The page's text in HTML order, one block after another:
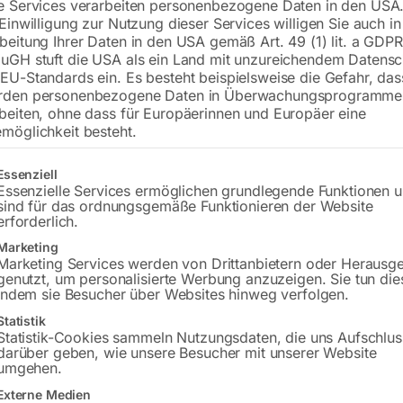
€ 54,00
inkl. MwSt. zzgl.Versandkosten
Lieferzeit:ca. 2 - 3 Tage
Bitte beachten Sie: Die Versandkosten
In den
Sie haben
Gerne
Services verarbeiten personenbezogene Daten in den
zur Nutzung dieser Services willigen Sie auch
Ihrer Daten in den USA gemäß Art. 49 (1) lit. a
stuft die USA als ein Land mit unzureichendem
Standards ein. Es besteht beispielsweise die Gefahr,
personenbezogene Daten in
ohne dass für Europäerinnen und Europäer eine
besteht.
eine Liste der Service-Gruppen, für die eine Einwilligung erteilt
Services ermöglichen grundlegende Funktionen
für das ordnungsgemäße Funktionieren der Website
Services werden von Drittanbietern oder
um personalisierte Werbung anzuzeigen. Sie tun
sie Besucher über Websites hinweg verfolgen.
Cookies sammeln Nutzungsdaten, die uns
geben, wie unsere Besucher mit unserer Website
Medien